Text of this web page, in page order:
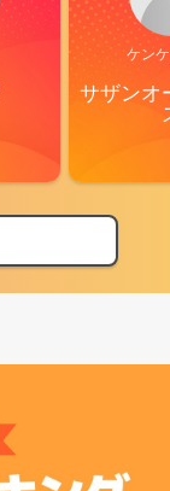
ケン
サザンオ